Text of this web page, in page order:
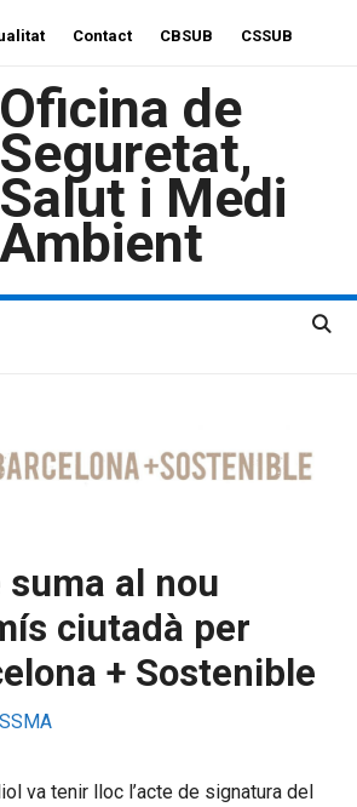
Contact CBSUB CSSUB
Oficina de
Seguretat,
Salut i Medi
Ambient
suma al nou
ciutadà per
+ Sostenible
va tenir lloc l’acte de signatura del